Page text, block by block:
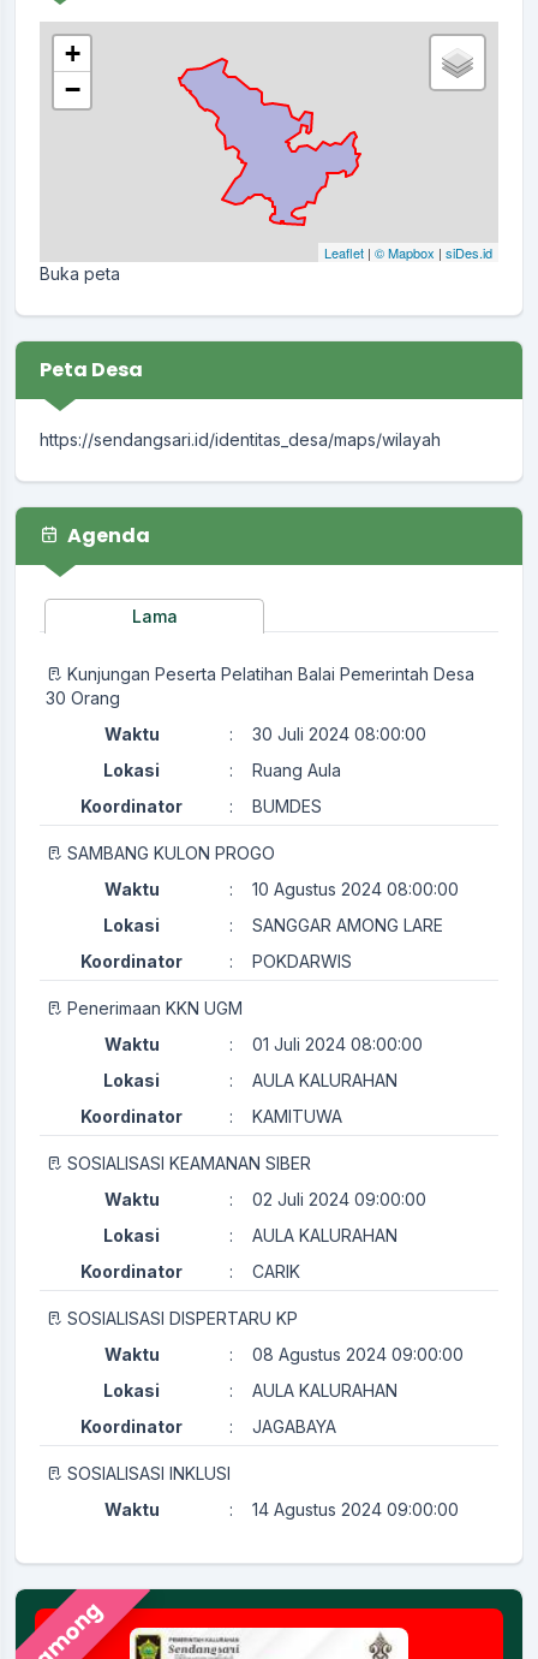
+
−
Leaflet | © Mapbox | siDes.id
Buka peta
Peta Desa
https://sendangsari.id/identitas_desa/maps/wilayah
Agenda
Lama
Kunjungan Peserta Pelatihan Balai Pemerintah Desa
30 Orang
Waktu
:
30 Juli 2024 08:00:00
Lokasi
:
Ruang Aula
Koordinator
: BUMDES
SAMBANG KULON PROGO
Waktu
:
10 Agustus 2024 08:00:00
Lokasi
:
SANGGAR AMONG LARE
Koordinator
: POKDARWIS
Penerimaan KKN UGM
Waktu
:
01 Juli 2024 08:00:00
Lokasi
:
AULA KALURAHAN
Koordinator
: KAMITUWA
SOSIALISASI KEAMANAN SIBER
Waktu
:
02 Juli 2024 09:00:00
Lokasi
:
AULA KALURAHAN
Koordinator
: CARIK
SOSIALISASI DISPERTARU KP
Waktu
:
08 Agustus 2024 09:00:00
Lokasi
:
AULA KALURAHAN
Koordinator
: JAGABAYA
SOSIALISASI INKLUSI
Waktu
:
14 Agustus 2024 09:00:00
PERTEMUAN RUTIN KADER KESEHATAN
Pamong